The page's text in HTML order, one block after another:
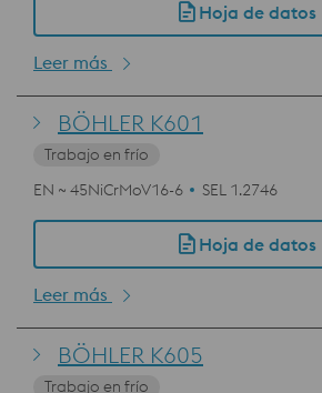
Hoja de datos
Leer más
BÖHLER K601
Trabajo en frío
EN ~ 45NiCrMoV16-6
SEL 1.2746
Hoja de datos
Leer más
BÖHLER K605
Trabajo en frío